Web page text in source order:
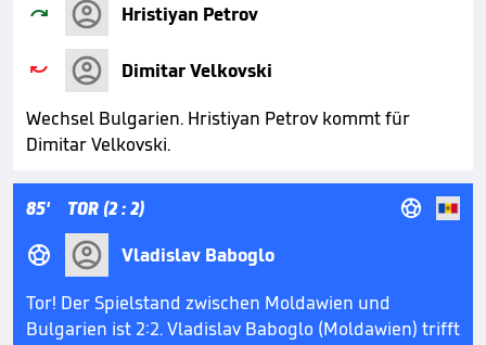
 Hristiyan Petrov

Dimitar Velkovski
Wechsel Bulgarien. Hristiyan Petrov kommt für
Dimitar Velkovski.
85' TOR (2 : 2) 

Vladislav Baboglo
Tor! Der Spielstand zwischen Moldawien und
Bulgarien ist 2:2. Vladislav Baboglo (Moldawien) trifft